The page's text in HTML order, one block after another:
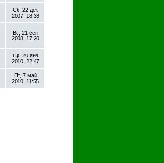
Сб, 22 дек
2007, 18:38
Вс, 21 сен
2008, 17:20
Ср, 20 янв
2010, 22:47
Пт, 7 май
2010, 11:55